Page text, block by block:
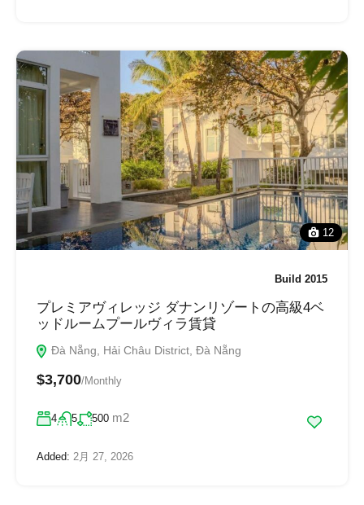
12
Build 2015
プレミアヴィレッジ ダナンリゾートの高級4ベ
ッドルームプールヴィラ賃貸
Đà Nẵng, Hải Châu District, Đà Nẵng
$3,700/Monthly
4 5 500 m2
Added: 2月 27, 2026